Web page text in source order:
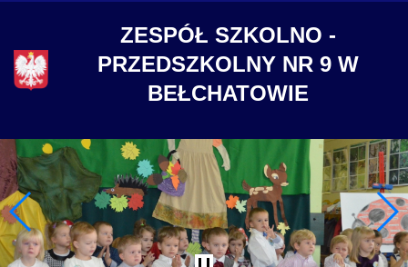
ZESPÓŁ SZKOLNO -
PRZEDSZKOLNY NR 9 W
BEŁCHATOWIE